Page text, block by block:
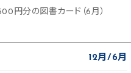
円分の図書カード（6月）
12月 6月